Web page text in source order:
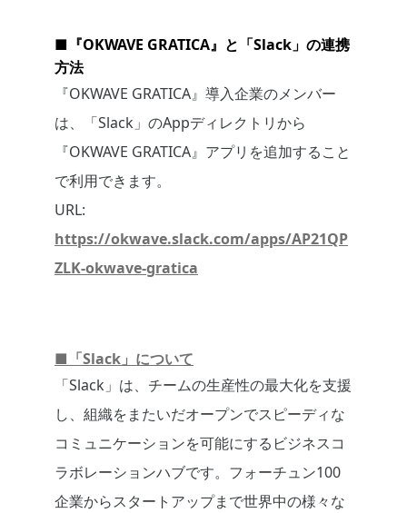
■『OKWAVE GRATICA』と「Slack」の連携
方法
『OKWAVE GRATICA』導入企業のメンバー
は、「Slack」のAppディレクトリから
『OKWAVE GRATICA』アプリを追加すること
で利用できます。
URL:
https://okwave.slack.com/apps/AP21QP
ZLK-okwave-gratica
■「Slack」について
「Slack」は、チームの生産性の最大化を支援
し、組織をまたいだオープンでスピーディな
コミュニケーションを可能にするビジネスコ
ラボレーションハブです。フォーチュン100
企業からスタートアップまで世界中の様々な